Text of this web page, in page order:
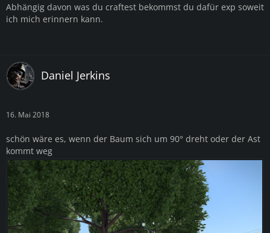
Abhängig davon was du craftest bekommst du dafür exp soweit
ich mich erinnern kann.
Daniel Jerkins
16. Mai 2018
schön wäre es, wenn der Baum sich um 90° dreht oder der Ast
kommt weg